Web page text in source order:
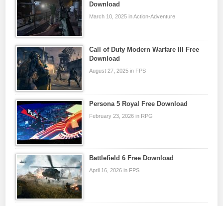
Download
March 10, 2025 in Action-Adventure
Call of Duty Modern Warfare III Free
Download
August 27, 2025 in FPS
Persona 5 Royal Free Download
February 23, 2026 in RPG
Battlefield 6 Free Download
April 16, 2026 in FPS